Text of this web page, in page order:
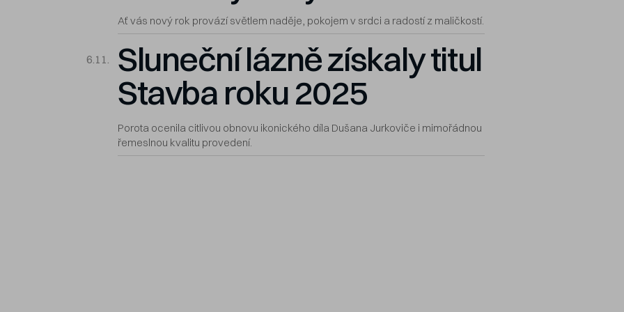
Ať vás nový rok provází světlem naděje, pokojem v srdci a radostí z maličkostí.
6.11.
Sluneční lázně získaly titul
Stavba roku 2025
Porota ocenila citlivou obnovu ikonického díla Dušana Jurkoviče i mimořádnou
řemeslnou kvalitu provedení.